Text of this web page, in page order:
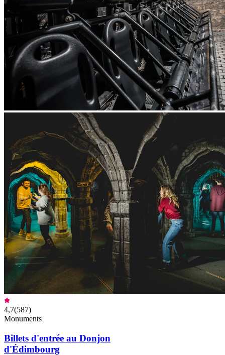
4,7(587)
Monuments
Billets d'entrée au Donjon
d'Édimbourg